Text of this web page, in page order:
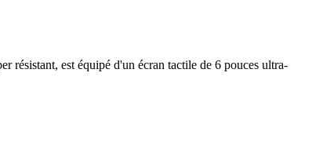
résistant, est équipé d'un écran tactile de 6 pouces ultra-